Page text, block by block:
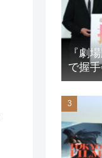
『劇
で握
想い